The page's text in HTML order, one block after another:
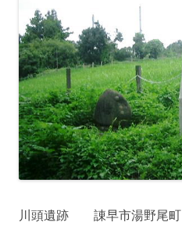
川頭遺跡 諌早市湯野尾町